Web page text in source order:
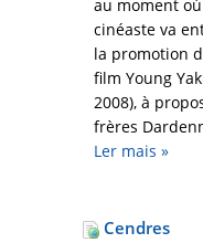
au moment
cinéaste va
la promotion
film Young
2008), à
frères
Ler mais »
Cendres